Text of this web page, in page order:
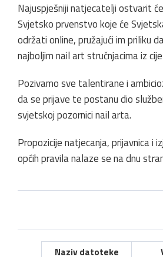
Najuspješniji natjecatelji ostvarit
Svjetsko prvenstvo koje će
održati online, pružajući im priliku
najboljim nail art stručnjacima iz
Pozivamo sve talentirane i
da se prijave te postanu dio
svjetskoj pozornici nail arta.
Propozicije natjecanja, prijavnica i
općih pravila nalaze se na dnu
Naziv datoteke